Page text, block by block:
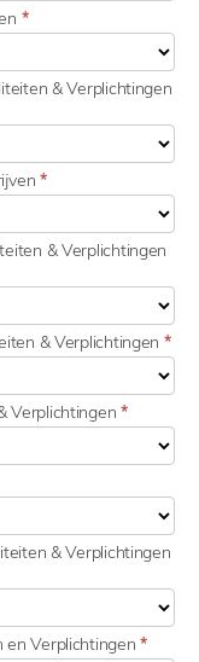
*
& Verplichtingen
*
& Verplichtingen
& Verplichtingen *
Verplichtingen*
& Verplichtingen
en Verplichtingen*